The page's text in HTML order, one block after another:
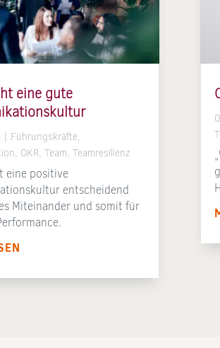
eine gute
Führungskräfte,
, OKR,Team,Teamresilienz
eine positive
entscheidend
Miteinander und somit für